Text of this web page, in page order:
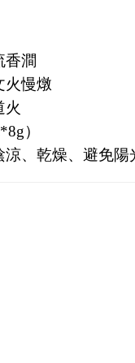
香澗
火慢燉
*8g）
、乾燥、避免陽